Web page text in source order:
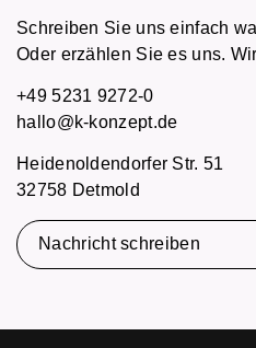
Schreiben Sie uns einfach
Oder erzählen Sie es uns.
+49 5231 9272-0
hallo@k-konzept.de
Heidenoldendorfer Str. 51
32758 Detmold
Nachricht schreiben